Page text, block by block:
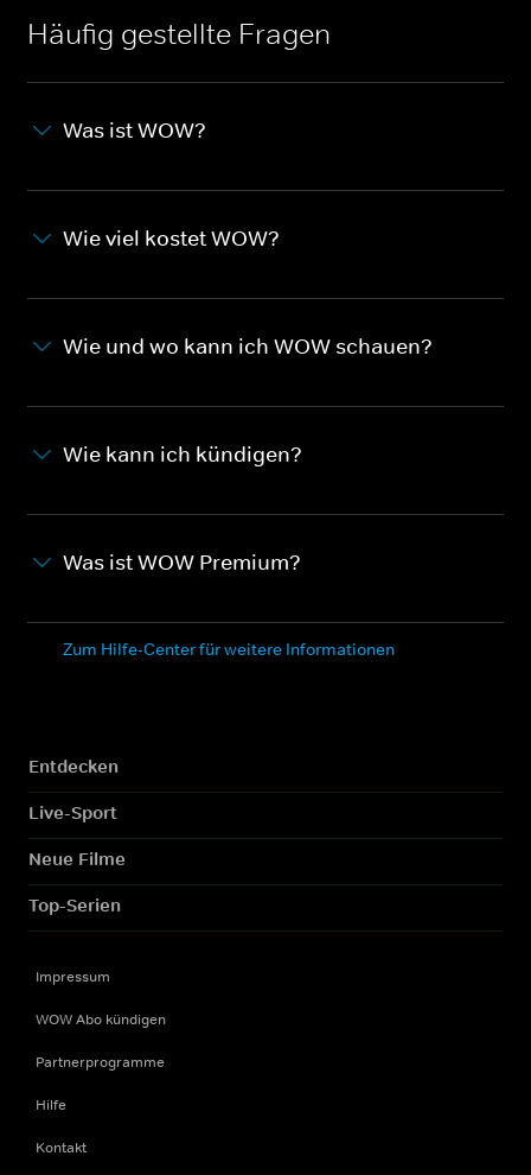
Häufig gestellte Fragen
Was ist WOW?
Wie viel kostet WOW?
Wie und wo kann ich WOW schauen?
Wie kann ich kündigen?
Was ist WOW Premium?
Zum Hilfe-Center für weitere Informationen
Entdecken
Live-Sport
Neue Filme
Top-Serien
Impressum
WOW Abo kündigen
Partnerprogramme
Hilfe
Kontakt